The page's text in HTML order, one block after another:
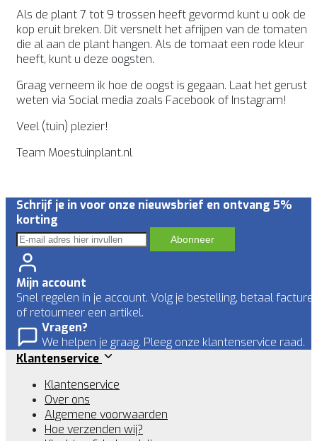
Als de plant 7 tot 9 trossen heeft gevormd kunt u ook de
kop eruit breken. Dit versnelt het afrijpen van de tomaten
die al aan de plant hangen. Als de tomaat een rode kleur
heeft, kunt u deze oogsten.
Graag verneem ik hoe de oogst is gegaan. Laat het gerust
weten via Social media zoals Facebook of Instagram!
Veel (tuin) plezier!
Team Moestuinplant.nl
Schrijf je in voor onze nieuwsbrief en ontvang 5%
korting
Abonneer
Mijn account
Snel regelen in je account. Volg je bestelling, betaal
of retourneer een artikel.
Vragen?
We helpen je graag. Pleeg onze klantenservice raad.
Klantenservice
Klantenservice
Over ons
Algemene voorwaarden
Hoe verzenden wij?